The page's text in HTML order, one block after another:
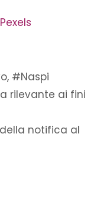
Pexels
, #Naspi
rilevante ai fini
notifica al